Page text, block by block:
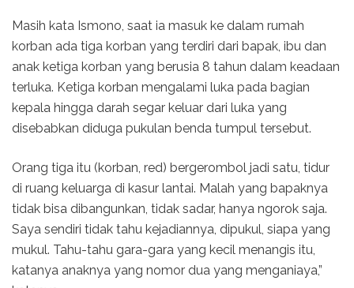
Masih kata Ismono, saat ia masuk ke dalam rumah
korban ada tiga korban yang terdiri dari bapak, ibu dan
anak ketiga korban yang berusia 8 tahun dalam keadaan
terluka. Ketiga korban mengalami luka pada bagian
kepala hingga darah segar keluar dari luka yang
disebabkan diduga pukulan benda tumpul tersebut.
Orang tiga itu (korban, red) bergerombol jadi satu, tidur
di ruang keluarga di kasur lantai. Malah yang bapaknya
tidak bisa dibangunkan, tidak sadar, hanya ngorok saja.
Saya sendiri tidak tahu kejadiannya, dipukul, siapa yang
mukul. Tahu-tahu gara-gara yang kecil menangis itu,
katanya anaknya yang nomor dua yang menganiaya,”